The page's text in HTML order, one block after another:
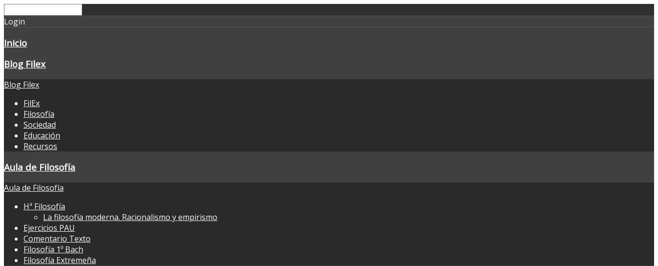
Login
Inicio
Blog Filex
Blog Filex
FilEx
Filosofía
Sociedad
Educación
Recursos
Aula de Filosofía
Aula de Filosofía
Hª Filosofía
La filosofía moderna. Racionalismo y empirismo
Ejercicios PAU
Comentario Texto
Filosofía 1º Bach
Filosofía Extremeña